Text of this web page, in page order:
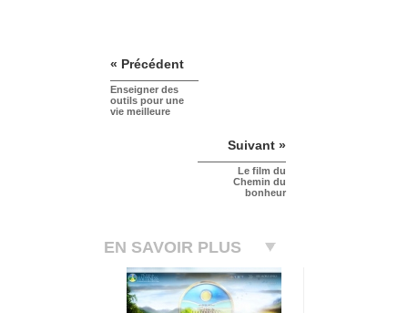
« Précédent
Enseigner des
outils pour une
vie meilleure
Suivant »
Le film du
Chemin du
bonheur
EN SAVOIR PLUS